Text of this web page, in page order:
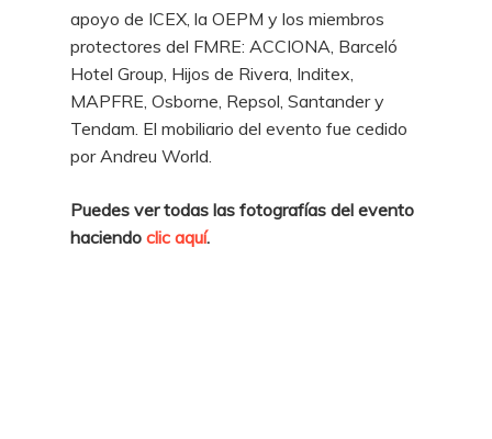
apoyo de ICEX, la OEPM y los miembros
protectores del FMRE: ACCIONA, Barceló
Hotel Group, Hijos de Rivera, Inditex,
MAPFRE, Osborne, Repsol, Santander y
Tendam. El mobiliario del evento fue cedido
por Andreu World.
Puedes ver todas las fotografías del evento
haciendoclic aquí.